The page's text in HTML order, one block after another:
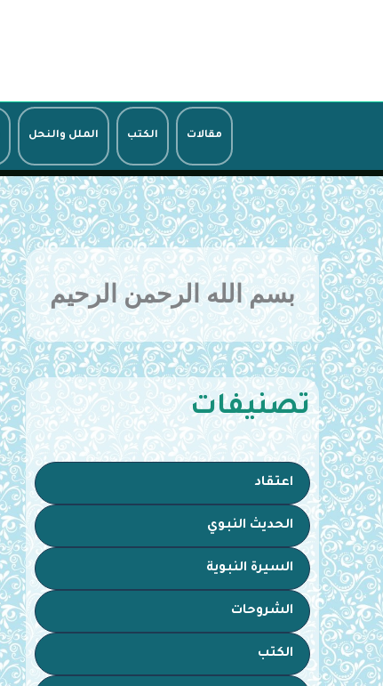
مقالات الكتب الملل والنحل
بسم الله الرحمن الرحيم
تصنيفات
اعتقاد
الحديث النبوي
السيرة النبوية
الشروحات
الكتب